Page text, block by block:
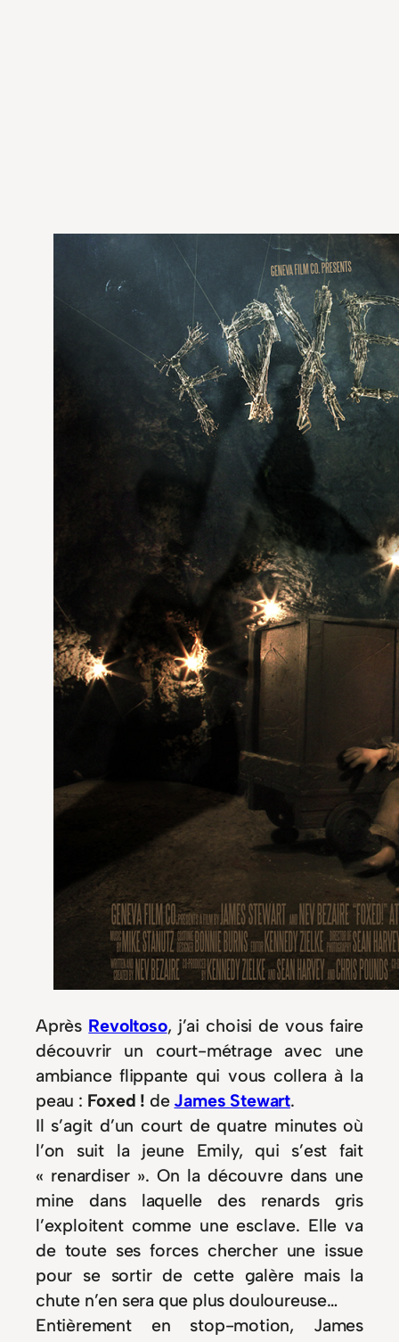
Après Revoltoso, j’ai choisi de vous faire
découvrir un court-métrage avec une
ambiance flippante qui vous collera à la
peau : Foxed ! de James Stewart.
Il s’agit d’un court de quatre minutes où
l’on suit la jeune Emily, qui s’est fait
« renardiser ». On la découvre dans une
mine dans laquelle des renards gris
l’exploitent comme une esclave. Elle va
de toute ses forces chercher une issue
pour se sortir de cette galère mais la
chute n’en sera que plus douloureuse…
Entièrement en stop-motion, James